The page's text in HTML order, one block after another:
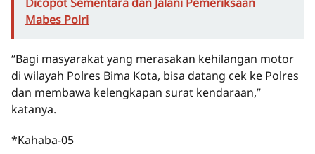
Mabes Polri
“Bagi masyarakat yang merasakan kehilangan motor
di wilayah Polres Bima Kota, bisa datang cek ke Polres
dan membawa kelengkapan surat kendaraan,”
katanya.
*Kahaba-05